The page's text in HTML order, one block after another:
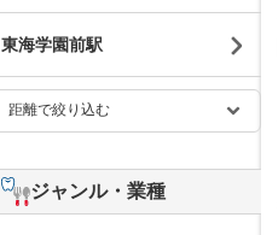
東海学園前駅
ジャンル・業種